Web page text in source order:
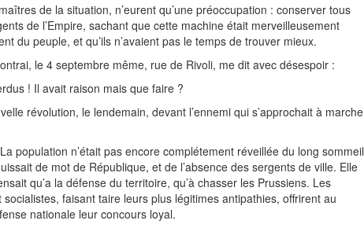
de la situation, n’eurent qu’une préoccupation : conserver tous
de l’Empire, sachant que cette machine était merveilleusement
du peuple, et qu’ils n’avaient pas le temps de trouver mieux.
le 4 septembre même, rue de Rivoli, me dit avec désespoir :
! Il avait raison mais que faire ?
révolution, le lendemain, devant l’ennemi qui s’approchait à marche
population n’était pas encore complétement réveillée du long sommeil
de mot de République, et de l’absence des sergents de ville. Elle
qu’a la défense du territoire, qu’à chasser les Prussiens. Les
faisant taire leurs plus légitimes antipathies, offrirent au
nationale leur concours loyal.